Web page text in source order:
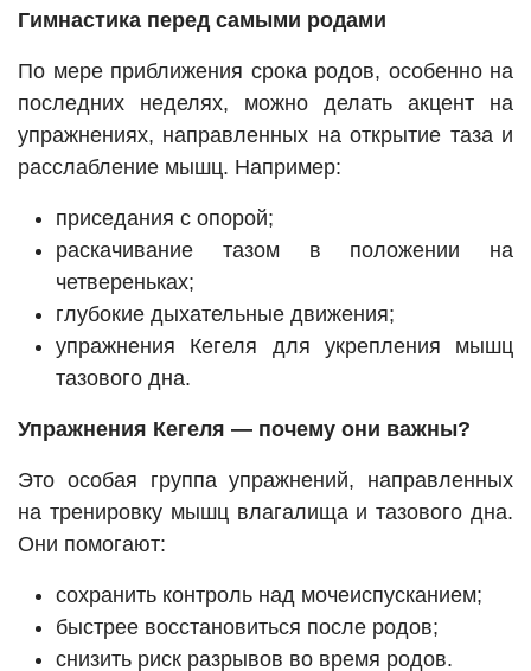
Гимнастика перед самыми родами
По мере приближения срока родов, особенно на
последних неделях, можно делать акцент на
упражнениях, направленных на открытие таза и
расслабление мышц. Например:
приседания с опорой;
раскачивание тазом в положении на
четвереньках;
глубокие дыхательные движения;
упражнения Кегеля для укрепления мышц
тазового дна.
Упражнения Кегеля — почему они важны?
Это особая группа упражнений, направленных
на тренировку мышц влагалища и тазового дна.
Они помогают:
сохранить контроль над мочеиспусканием;
быстрее восстановиться после родов;
снизить риск разрывов во время родов.